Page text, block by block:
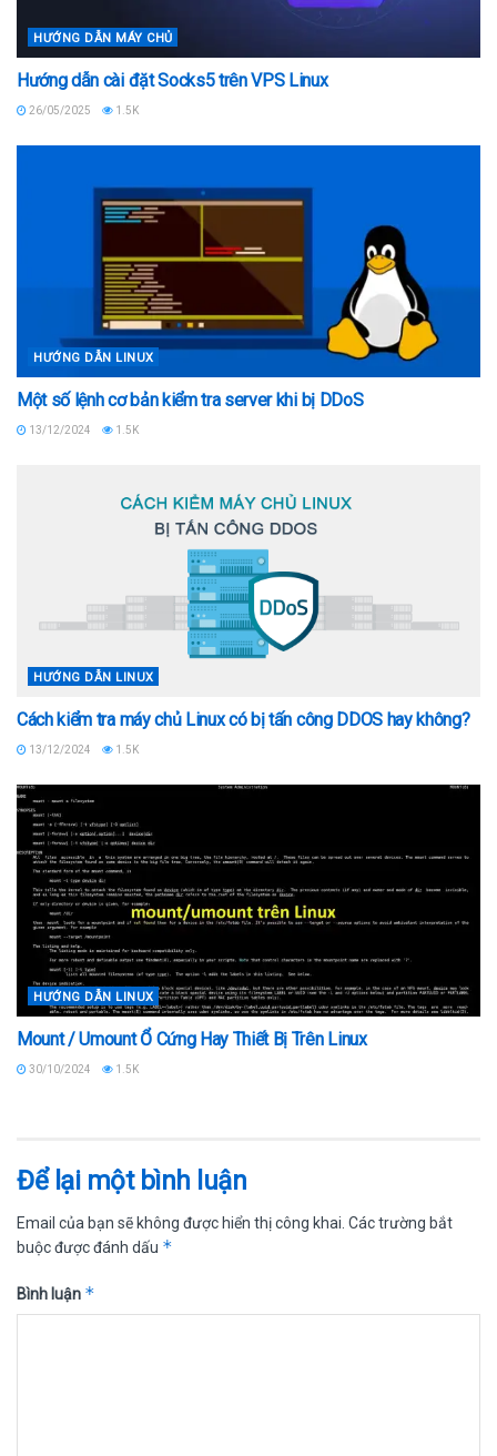
HƯỚNG DẪN MÁY CHỦ
Hướng dẫn cài đặt Socks5 trên VPS Linux
26/05/2025 1.5K
HƯỚNG DẪN LINUX
Một số lệnh cơ bản kiểm tra server khi bị DDoS
13/12/2024 1.5K
HƯỚNG DẪN LINUX
Cách kiểm tra máy chủ Linux có bị tấn công DDOS hay không?
13/12/2024 1.5K
HƯỚNG DẪN LINUX
Mount / Umount Ổ Cứng Hay Thiết Bị Trên Linux
30/10/2024 1.5K
Để lại một bình luận
Email của bạn sẽ không được hiển thị công khai. Các trường bắt
buộc được đánh dấu *
Bình luận *